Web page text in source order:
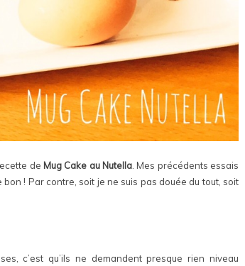
de Mug Cake au Nutella. Mes précédents essais
! Par contre, soit je ne suis pas douée du tout, soit
c’est qu’ils ne demandent presque rien niveau